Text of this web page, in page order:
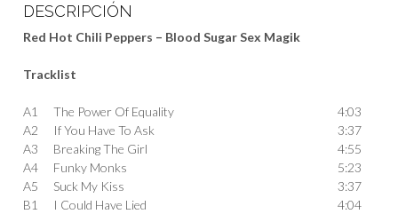
DESCRIPCIÓN
Red Hot Chili Peppers – Blood Sugar Sex Magik
Tracklist
A1 The Power Of Equality
4:03
A2
If You Have To Ask
3:37
A3
Breaking The Girl
4:55
A4
Funky Monks
5:23
A5
Suck My Kiss
3:37
B1
I Could Have Lied
4:04